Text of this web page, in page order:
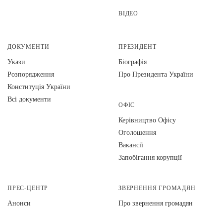
ВІДЕО
ДОКУМЕНТИ
Укази
Розпорядження
Конституція України
Всі документи
ПРЕЗИДЕНТ
Біографія
Про Президента України
ОФІС
Керівництво Офісу
Оголошення
Вакансії
Запобігання корупції
ПРЕС-ЦЕНТР
Анонси
ЗВЕРНЕННЯ ГРОМАДЯН
Про звернення громадян